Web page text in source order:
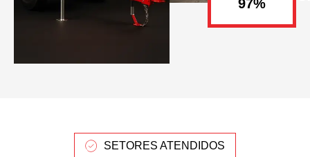
SETORES ATENDIDOS